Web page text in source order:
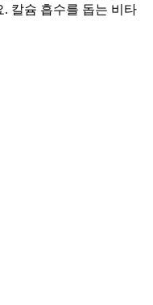
칼슘 흡수를 돕는 비타